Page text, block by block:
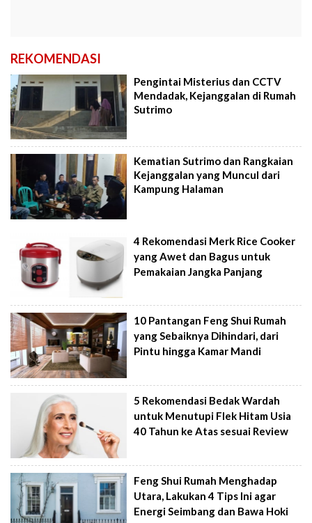
REKOMENDASI
Pengintai Misterius dan CCTV
Mendadak, Kejanggalan di Rumah
Sutrimo
Kematian Sutrimo dan Rangkaian
Kejanggalan yang Muncul dari
Kampung Halaman
4 Rekomendasi Merk Rice Cooker
yang Awet dan Bagus untuk
Pemakaian Jangka Panjang
10 Pantangan Feng Shui Rumah
yang Sebaiknya Dihindari, dari
Pintu hingga Kamar Mandi
5 Rekomendasi Bedak Wardah
untuk Menutupi Flek Hitam Usia
40 Tahun ke Atas sesuai Review
Feng Shui Rumah Menghadap
Utara, Lakukan 4 Tips Ini agar
Energi Seimbang dan Bawa Hoki